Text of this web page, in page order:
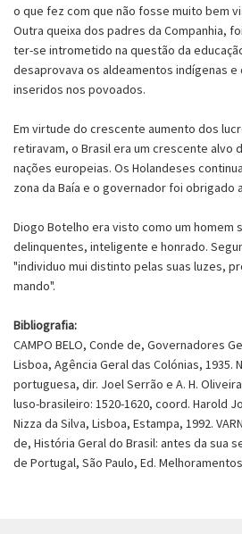
o que fez com que não fosse muito bem
Outra queixa dos padres da Companhia,
ter-se intrometido na questão da
desaprovava os aldeamentos indígenas
inseridos nos povoados.
Em virtude do crescente aumento dos
retiravam, o Brasil era um crescente alvo
nações europeias. Os Holandeses
zona da Baía e o governador foi obrigado
Diogo Botelho era visto como um homem
delinquentes, inteligente e honrado.
"individuo mui distinto pelas suas luzes,
mando".
Bibliografia:
CAMPO BELO, Conde de, Governadores
Lisboa, Agência Geral das Colónias, 1935.
portuguesa, dir. Joel Serrão e A. H.
luso-brasileiro: 1520-1620, coord. Harold
Nizza da Silva, Lisboa, Estampa, 1992.
de, História Geral do Brasil: antes da sua
de Portugal, São Paulo, Ed.